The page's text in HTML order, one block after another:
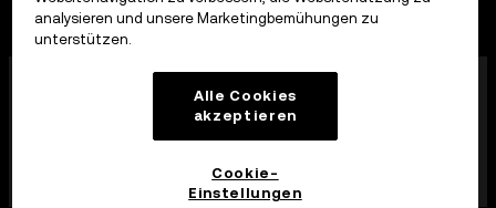
Die OKX Europe Limited, die unter dem Handelsnamen
OKX firmiert, ist jetzt eine Krypto-Asset-
Handelsplattform, die von der MFSA gemäß Artikel 28
des Markets in Crypto-Assets Act (Kapitel 647 der
Gesetze von Malta) als Krypto-Asset-Dienstleister
zugelassen wurde.
analysieren und unsere Marketingbemühungen zu
unterstützen.
Alle Cookies
akzeptieren
Cookie-
Einstellungen